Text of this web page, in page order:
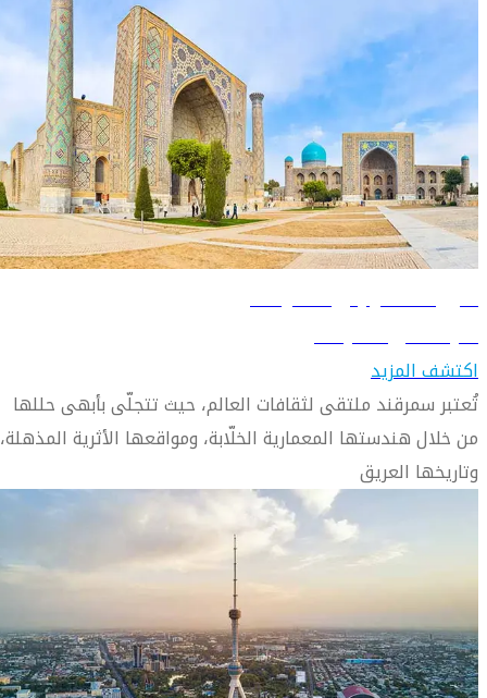
دليل السفر إلى سمرقند
تعرّف على سمرقند
اكتشف المزيد
تُعتبر سمرقند ملتقى لثقافات العالم، حيث تتجلّى بأبهى حللها
من خلال هندستها المعمارية الخلّابة، ومواقعها الأثرية المذهلة،
وتاريخها العريق